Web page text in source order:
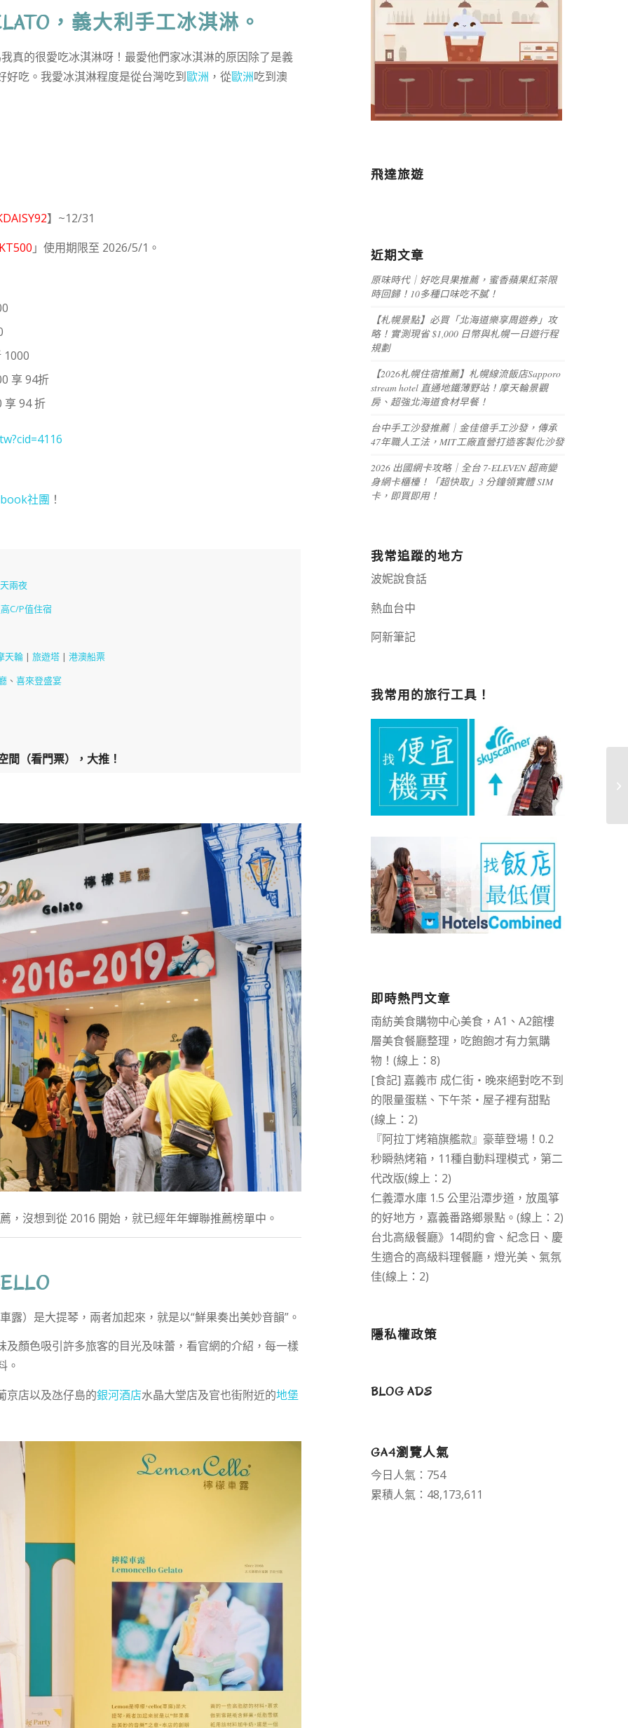
，義大利手工冰淇淋。
真的很愛吃冰淇淋呀！最愛他們家冰淇淋的原因除了是義
好吃。我愛冰淇淋程度是從台灣吃到歐洲 ，從歐洲吃到澳
】~12/31
」使用期限至 2026/5/1。
1000
享 94折
享 94 折
社團 ！
兩夜
C/P值住宿
天輪 |旅遊塔 |港澳船票
、喜來登盛宴
間 （看門票），大推！
，沒想到從 2016 開始，就已經年年蟬聯推薦榜單中。
）是大提琴，兩者加起來，就是以“鮮果奏出美妙音韻”。
顏色吸引許多旅客的目光及味蕾，看官網的介紹，每一樣
。
京店以及氹仔島的銀河酒店水晶大堂店及官也街附近的地堡
飛達旅遊
近期文章
原味時代｜好吃貝果推薦，蜜香蘋果紅茶限
時回歸！10多種口味吃不膩！
【札幌景點】必買「北海道樂享周遊券」攻
略！實測現省 $1,000 日幣與札幌一日遊行程
規劃
【2026札幌住宿推薦】札幌線流飯店Sapporo
stream hotel 直通地鐵薄野站！摩天輪景觀
房、超強北海道食材早餐！
台中手工沙發推薦｜金佳億手工沙發，傳承
47年職人工法，MIT工廠直營打造客製化沙發
2026 出國網卡攻略｜全台 7-ELEVEN 超商變
身網卡櫃檯！「超快取」3 分鐘領實體 SIM
卡，即買即用！
我常追蹤的地方
波妮說食話
熱血台中
阿新筆記嘉義+1 | 嘉義加一
我常用的旅行工具！
即時熱門文章
南紡美食購物中心美食，A1、A2館樓
層美食餐廳整理，吃飽飽才有力氣購
物！(線上：8)
[食記] 嘉義市 成仁街‧晚來絕對吃不到
的限量蛋糕、下午茶‧屋子裡有甜點
(線上：2)
『阿拉丁烤箱旗艦款』豪華登場！0.2
秒瞬熱烤箱，11種自動料理模式，第二
代改版(線上：2)
仁義潭水庫 1.5 公里沿潭步道，放風箏
的好地方，嘉義番路鄉景點。(線上：2)
台北高級餐廳》14間約會、紀念日、慶
生適合的高級料理餐廳，燈光美、氣氛
佳(線上：2)
隱私權政策
BLOG ADS
GA4瀏覽人氣
今日人氣：754
累積人氣：48,173,611